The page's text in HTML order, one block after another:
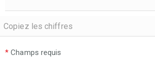
* Champs requis